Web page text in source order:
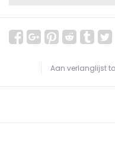
Aan verlanglijst